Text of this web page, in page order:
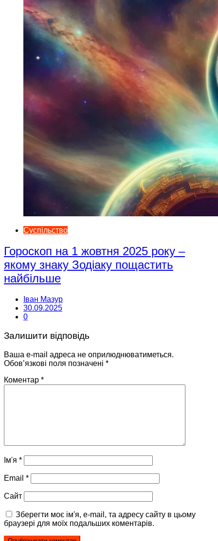
Суспільство
Гороскоп на 1 жовтня 2025 року –
якому знаку Зодіаку пощастить
найбільше
Іван Мазур
30.09.2025
0
Залишити відповідь
Ваша e-mail адреса не оприлюднюватиметься.
Обов’язкові поля позначені *
Коментар *
Ім'я *
Email *
Сайт
Зберегти моє ім'я, e-mail, та адресу сайту в цьому
браузері для моїх подальших коментарів.